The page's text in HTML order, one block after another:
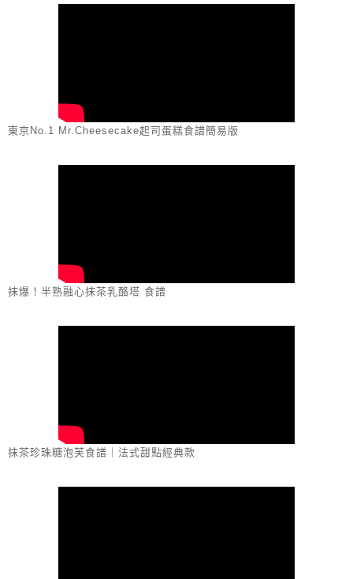
東京No.1 Mr.Cheesecake起司蛋糕食譜簡易版
抹爆！半熟融心抹茶乳酪塔 食譜
抹茶珍珠糖泡芙食譜｜法式甜點經典款